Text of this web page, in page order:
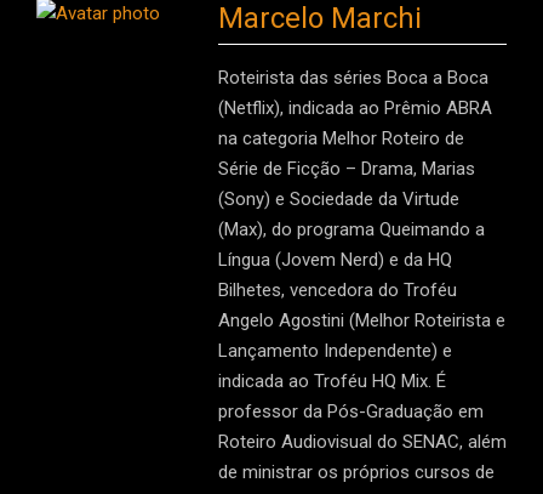
Marcelo Marchi
Roteirista das séries Boca a Boca
(Netflix), indicada ao Prêmio ABRA
na categoria Melhor Roteiro de
Série de Ficção – Drama, Marias
(Sony) e Sociedade da Virtude
(Max), do programa Queimando a
Língua (Jovem Nerd) e da HQ
Bilhetes, vencedora do Troféu
Angelo Agostini (Melhor Roteirista e
Lançamento Independente) e
indicada ao Troféu HQ Mix. É
professor da Pós-Graduação em
Roteiro Audiovisual do SENAC, além
de ministrar os próprios cursos de